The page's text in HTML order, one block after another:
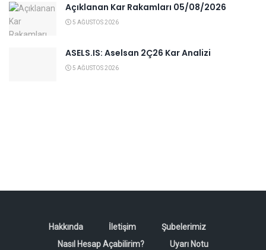
Açıklanan Kar Rakamları 05/08/2026
5 AĞUSTOS 2026
ASELS.IS: Aselsan 2Ç26 Kar Analizi
5 AĞUSTOS 2026
Hakkında İletişim
Şubelerimiz
Nasıl Hesap Açabilirim?
Uyarı Notu